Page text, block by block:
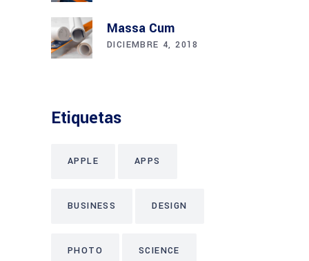
Massa Cum
DICIEMBRE 4, 2018
Etiquetas
APPLE APPS
BUSINESS DESIGN
PHOTO SCIENCE